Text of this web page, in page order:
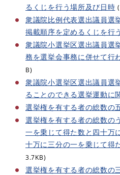
るくじを行う場所及び日時
衆議院比例代表選出議員選
掲載順序を定めるくじを行
衆議院小選挙区選出議員選
務を選挙会事務に併せて行
B)
衆議院小選挙区選出議員選
ることのできる選挙運動に
選挙権を有する者の総数の
選挙権を有する者の総数の
一を乗じて得た数と四十万
十万に三分の一を乗じて得
3.7KB)
選挙権を有する者の総数の